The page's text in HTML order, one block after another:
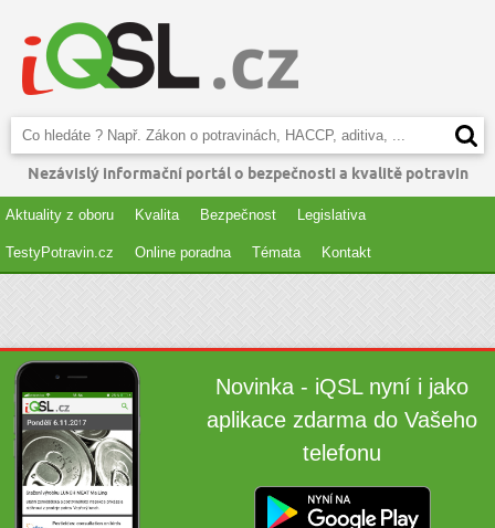
Nezávislý informační portál o bezpečnosti a kvalitě potravin
Aktuality z oboru Kvalita Bezpečnost Legislativa
TestyPotravin.cz Online poradna Témata Kontakt
Novinka - iQSL nyní i jako
aplikace zdarma do Vašeho
telefonu